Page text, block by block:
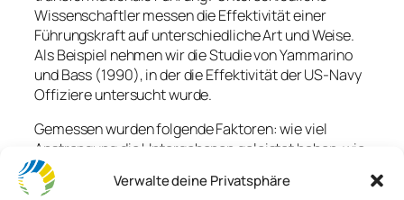
Verwalte deine Privatsphäre
Wissenschaftler messen die Effektivität einer
Führungskraft auf unterschiedliche Art und Weise.
Als Beispiel nehmen wir die Studie von Yammarino
und Bass (1990), in der die Effektivität der US-Navy
Offiziere untersucht wurde.
Gemessen wurden folgende Faktoren: wie viel
Anstrengung die Untergebenen geleistet haben, wie
zufrieden sie mit ihrem Vorgesetzten waren und wie
effektiv sie seine Führung fanden. Die Forscher